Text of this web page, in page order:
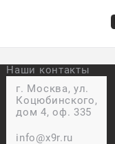
Наши контакты
г. Москва, ул.
Коцюбинского,
дом 4, оф. 335
info@x9r.ru